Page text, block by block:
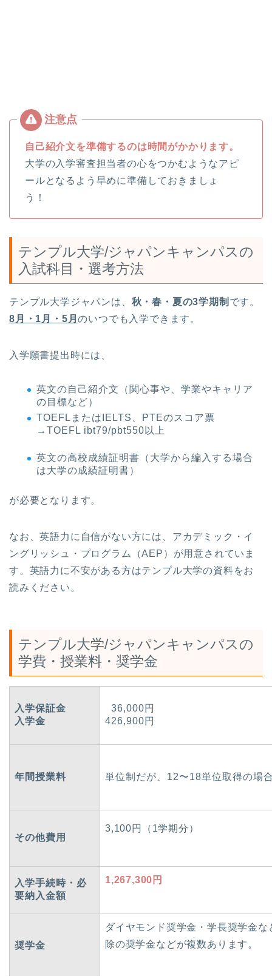
自己紹介文を準備するのは時間がかかります。
大学の入学審査担当者の心をつかむようなアピ
ールとなるよう早めに準備しておきましょ
う！
テンプル大学/ジャパンキャンパスの
入試科目・選考方法
テンプル大学ジャパンは、 秋・春・夏の3学期制 です。
8月・1月・5月のいつでも入学できます。
入学願書提出時には、
英文の自己紹介文（関心事や、学業やキャリア
の目標など）
TOEFLまたはIELTS、PTEのスコア票
→TOEFL ibt79/pbt550以上
英文の高校成績証明書（大学から編入する場合
は大学の成績証明書）
が必要となります。
なお、英語力に自信がない方には、アカデミック・イ
ングリッシュ・プログラム（AEP）が用意されていま
す。英語力に不安がある方はテンプル大学の資料をお
読みください。
テンプル大学/ジャパンキャンパスの
学費・授業料・奨学金
入学保証金
入学金
36,000円
426,900円
年間授業料 単位制だが、12〜18単位取得の場
その他費用
3,100円（1学期分）
入学手続時・必
要納入金額
1,267,300円
奨学金
ダイヤモンド奨学金・学長奨学金
除の奨学金などが複数あります。